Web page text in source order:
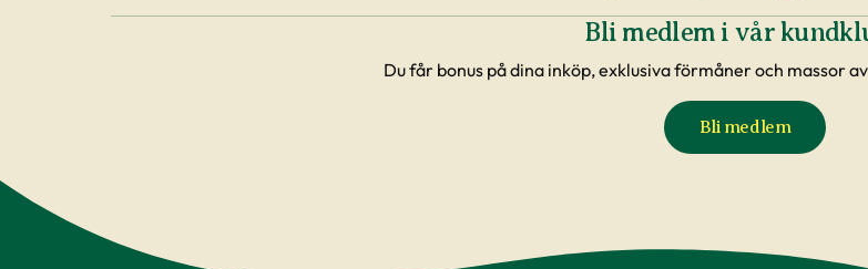
Bli medlem i vår
Du får bonus på dina inköp, exklusiva förmåner och massor
Bli medlem